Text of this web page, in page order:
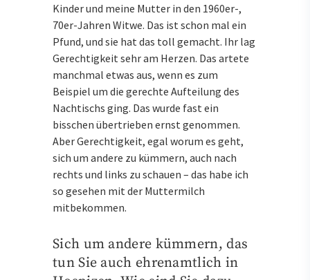
Kinder und meine Mutter in den 1960er-,
70er-Jahren Witwe. Das ist schon mal ein
Pfund, und sie hat das toll gemacht. Ihr lag
Gerechtigkeit sehr am Herzen. Das artete
manchmal etwas aus, wenn es zum
Beispiel um die gerechte Aufteilung des
Nachtischs ging. Das wurde fast ein
bisschen übertrieben ernst genommen.
Aber Gerechtigkeit, egal worum es geht,
sich um andere zu kümmern, auch nach
rechts und links zu schauen – das habe ich
so gesehen mit der Muttermilch
mitbekommen.
Sich um andere kümmern, das
tun Sie auch ehrenamtlich in